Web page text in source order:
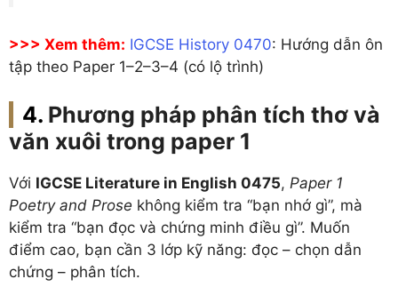
>>> Xem thêm: IGCSE History 0470: Hướng dẫn ôn
tập theo Paper 1–2–3–4 (có lộ trình)
Phương pháp phân tích thơ và
văn xuôi trong paper 1
Với IGCSE Literature in English 0475, Paper 1
Poetry and Prose không kiểm tra “bạn nhớ gì”, mà
kiểm tra “bạn đọc và chứng minh điều gì”. Muốn
điểm cao, bạn cần 3 lớp kỹ năng: đọc – chọn dẫn
chứng – phân tích.